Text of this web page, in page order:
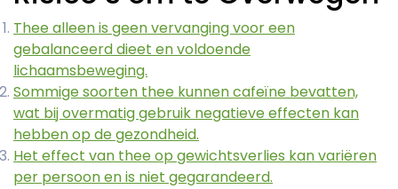
Thee alleen is geen vervanging voor een
gebalanceerd dieet en voldoende
lichaamsbeweging.
Sommige soorten thee kunnen cafeïne bevatten,
wat bij overmatig gebruik negatieve effecten kan
hebben op de gezondheid.
Het effect van thee op gewichtsverlies kan variëren
per persoon en is niet gegarandeerd.